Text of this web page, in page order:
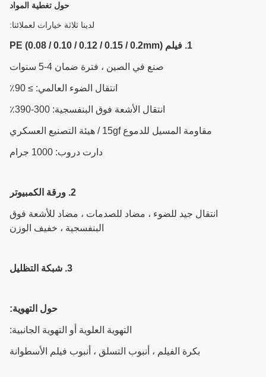
حول تغطية المواد
لدينا ثلاثة خيارات لعملائنا:
1. فيلم PE (0.08 / 0.10 / 0.12 / 0.15 / 0.2mm)
صنع في الصين ، فترة ضمان 4-5 سنوات
انتقال الضوء العالمي: ≥ 90٪
انتقال الأشعة فوق البنفسجية: 300-390٪
مقاومة المسيل للدموع 15gf / هيئة التصنيع العسكري
دارت دروب: 1000 جرام
2. ورقة الكمبيوتر
انتقال جيد للضوء ، مضاد للصدمات ، مضاد للأشعة فوق
البنفسجية ، خفيف الوزن
3. شبكة التظليل
حول التهوية:
التهوية العلوية أو التهوية الجانبية:
بكرة الفيلم ، أنبوب التسلق ، أنبوب فيلم الأسطوانة